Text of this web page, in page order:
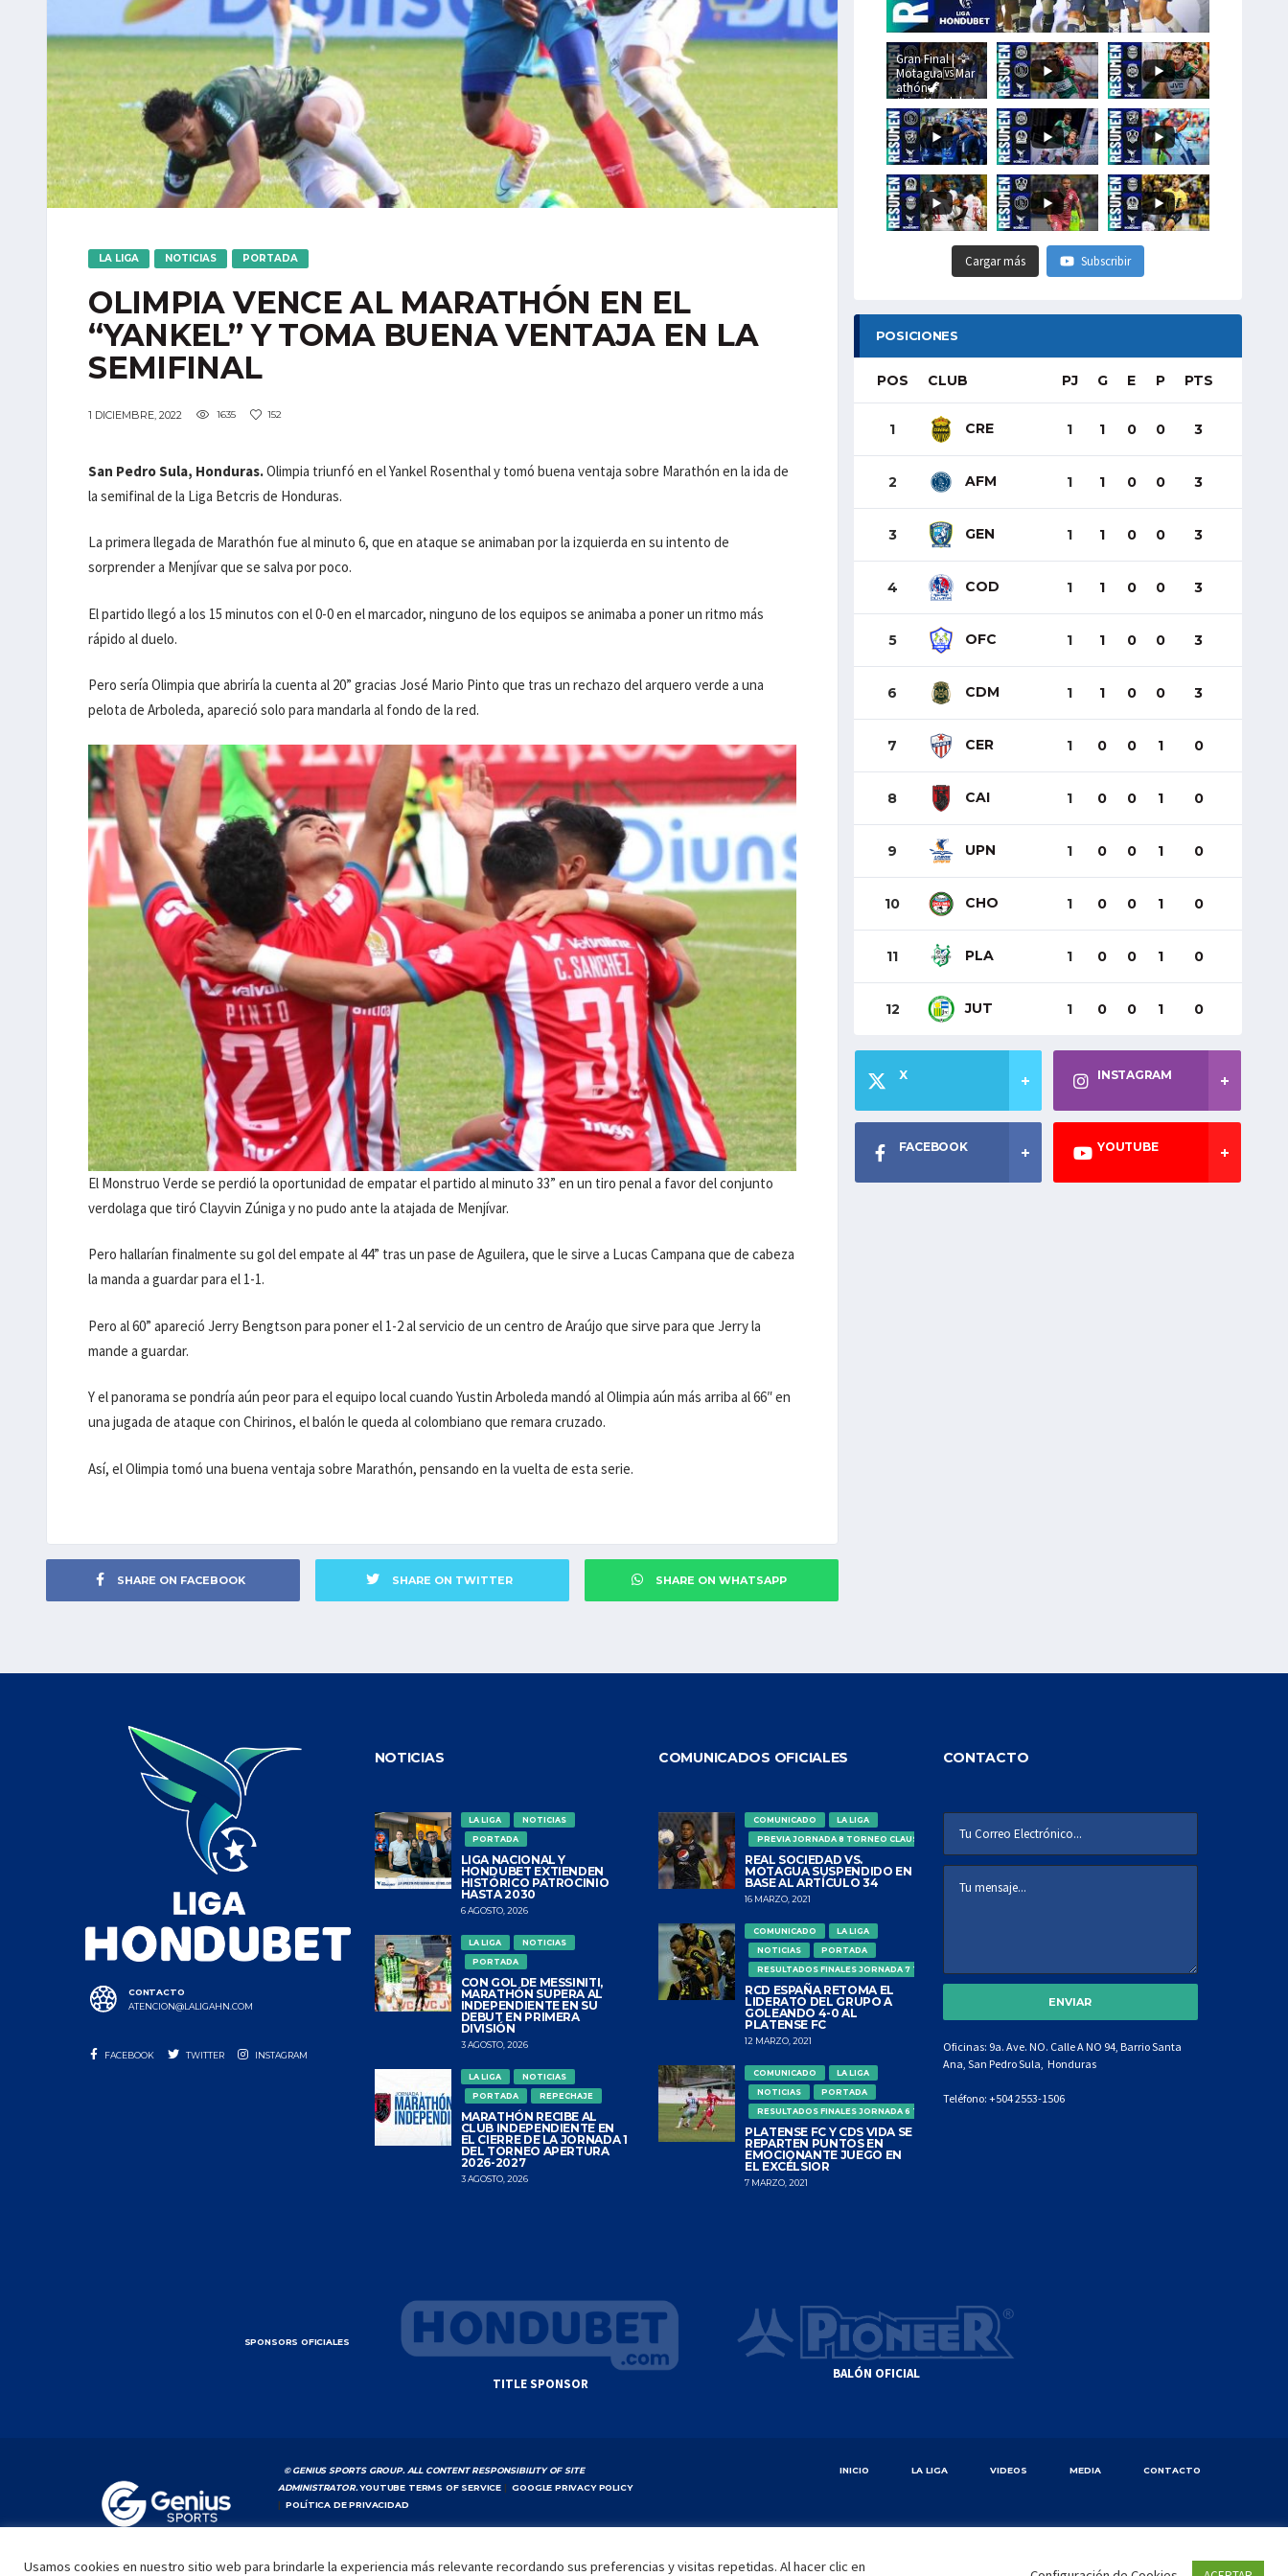
LA LIGA NOTICIAS PORTADA
OLIMPIA VENCE AL MARATHÓN EN EL
“YANKEL” Y TOMA BUENA VENTAJA EN LA
SEMIFINAL
1 DICIEMBRE, 2022 1635 152
San Pedro Sula, Honduras.Olimpia triunfó en el Yankel Rosenthal y tomó buena ventaja sobre Marathón en la ida de
la semifinal de la Liga Betcris de Honduras.
La primera llegada de Marathón fue al minuto 6, que en ataque se animaban por la izquierda en su intento de
sorprender a Menjívar que se salva por poco.
El partido llegó a los 15 minutos con el 0-0 en el marcador, ninguno de los equipos se animaba a poner un ritmo más
rápido al duelo.
Pero sería Olimpia que abriría la cuenta al 20” gracias José Mario Pinto que tras un rechazo del arquero verde a una
pelota de Arboleda, apareció solo para mandarla al fondo de la red.
El Monstruo Verde se perdió la oportunidad de empatar el partido al minuto 33” en un tiro penal a favor del conjunto
verdolaga que tiró Clayvin Zúniga y no pudo ante la atajada de Menjívar.
Pero hallarían finalmente su gol del empate al 44” tras un pase de Aguilera, que le sirve a Lucas Campana que de cabeza
la manda a guardar para el 1-1.
Pero al 60” apareció Jerry Bengtson para poner el 1-2 al servicio de un centro de Araújo que sirve para que Jerry la
mande a guardar.
Y el panorama se pondría aún peor para el equipo local cuando Yustin Arboleda mandó al Olimpia aún más arriba al 66″ en
una jugada de ataque con Chirinos, el balón le queda al colombiano que remara cruzado.
Así, el Olimpia tomó una buena ventaja sobre Marathón, pensando en la vuelta de esta serie.
SHARE ON FACEBOOK SHARE ON TWITTER SHARE ON WHATSAPP
Gran Final | 🦅
Motagua🆚Mar
athón🦖
#LigaHondubet
Cargar más Subscribir
POSICIONES
POS CLUB PJ G E P PTS
1 CRE 1 1 0 0 3
2 AFM 1 1 0 0 3
3 GEN 1 1 0 0 3
4 COD 1 1 0 0 3
5 OFC 1 1 0 0 3
6 CDM 1 1 0 0 3
7 CER 1 0 0 1 0
8 CAI 1 0 0 1 0
9 UPN 1 0 0 1 0
10 CHO 1 0 0 1 0
11 PLA 1 0 0 1 0
12 JUT 1 0 0 1 0
X INSTAGRAM
FACEBOOK YOUTUBE
CONTACTO
ATENCION@LALIGAHN.COM
FACEBOOK TWITTER INSTAGRAM
NOTICIAS
LA LIGA
NOTICIAS
PORTADA
LIGA NACIONAL Y
HONDUBET EXTIENDEN
HISTÓRICO PATROCINIO
HASTA 2030
6 AGOSTO, 2026
LA LIGA
NOTICIAS
PORTADA
CON GOL DE MESSINITI,
MARATHÓN SUPERA AL
INDEPENDIENTE EN SU
DEBUT EN PRIMERA
DIVISIÓN
3 AGOSTO, 2026
LA LIGA
NOTICIAS
PORTADA
REPECHAJE
MARATHÓN RECIBE AL
CLUB INDEPENDIENTE EN
EL CIERRE DE LA JORNADA 1
DEL TORNEO APERTURA
2026-2027
3 AGOSTO, 2026
COMUNICADOS OFICIALES
COMUNICADO
LA LIGA
PREVIA JORNADA 8 TORNEO CLAUSURA
REAL SOCIEDAD VS.
MOTAGUA SUSPENDIDO EN
BASE AL ARTÍCULO 34
16 MARZO, 2021
COMUNICADO
LA LIGA
NOTICIAS
PORTADA
RESULTADOS FINALES JORNADA 7 TORNEO CLAUSURA
RCD ESPAÑA RETOMA EL
LIDERATO DEL GRUPO A
GOLEANDO 4-0 AL
PLATENSE FC
12 MARZO, 2021
COMUNICADO
LA LIGA
NOTICIAS
PORTADA
RESULTADOS FINALES JORNADA 6 TORNEO CLAUSURA
PLATENSE FC Y CDS VIDA SE
REPARTEN PUNTOS EN
EMOCIONANTE JUEGO EN
EL EXCÉLSIOR
7 MARZO, 2021
CONTACTO
Oficinas: 9a. Ave. NO. Calle A NO 94, Barrio Santa
Ana, San Pedro Sula, Honduras
Teléfono: +504 2553-1506
SPONSORS OFICIALES
TITLE SPONSOR
BALÓN OFICIAL
© GENIUS SPORTS GROUP. ALL CONTENT RESPONSIBILITY OF SITE
ADMINISTRATOR. YOUTUBE TERMS OF SERVICE |GOOGLE PRIVACY POLICY
|POLÍTICA DE PRIVACIDAD
INICIO LA LIGA VIDEOS MEDIA CONTACTO
Usamos cookies en nuestro sitio web para brindarle la experiencia más relevante recordando sus preferencias y visitas repetidas. Al hacer clic en